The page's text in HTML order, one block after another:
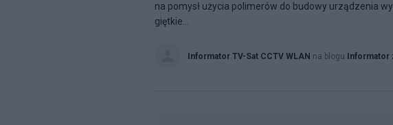
na pomysł użycia polimerów do budowy urządzenia
giętkie...
Informator TV-Sat CCTV WLAN na blogu Informator